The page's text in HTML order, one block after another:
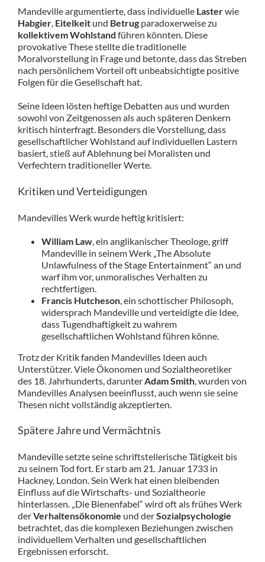
Mandeville argumentierte, dass individuelle Lasterwie
Habgier, Eitelkeitund Betrugparadoxerweise zu
kollektivem Wohlstand führen könnten. Diese
provokative These stellte die traditionelle
Moralvorstellung in Frage und betonte, dass das Streben
nach persönlichem Vorteil oft unbeabsichtigte positive
Folgen für die Gesellschaft hat.
Seine Ideen lösten heftige Debatten aus und wurden
sowohl von Zeitgenossen als auch späteren Denkern
kritisch hinterfragt. Besonders die Vorstellung, dass
gesellschaftlicher Wohlstand auf individuellen Lastern
basiert, stieß auf Ablehnung bei Moralisten und
Verfechtern traditioneller Werte.
Kritiken und Verteidigungen
Mandevilles Werk wurde heftig kritisiert:
William Law, ein anglikanischer Theologe, griff
Mandeville in seinem Werk „The Absolute
Unlawfulness of the Stage Entertainment“ an und
warf ihm vor, unmoralisches Verhalten zu
rechtfertigen.
Francis Hutcheson, ein schottischer Philosoph,
widersprach Mandeville und verteidigte die Idee,
dass Tugendhaftigkeit zu wahrem
gesellschaftlichen Wohlstand führen könne.
Trotz der Kritik fanden Mandevilles Ideen auch
Unterstützer. Viele Ökonomen und Sozialtheoretiker
des 18. Jahrhunderts, darunter Adam Smith, wurden von
Mandevilles Analysen beeinflusst, auch wenn sie seine
Thesen nicht vollständig akzeptierten.
Spätere Jahre und Vermächtnis
Mandeville setzte seine schriftstellerische Tätigkeit bis
zu seinem Tod fort. Er starb am 21. Januar 1733 in
Hackney, London. Sein Werk hat einen bleibenden
Einfluss auf die Wirtschafts- und Sozialtheorie
hinterlassen. „Die Bienenfabel“ wird oft als frühes Werk
derVerhaltensökonomie und derSozialpsychologie
betrachtet, das die komplexen Beziehungen zwischen
individuellem Verhalten und gesellschaftlichen
Ergebnissen erforscht.